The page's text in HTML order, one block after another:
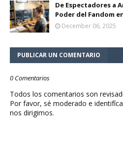
De Espectadores a
Poder del Fandom
December 06, 2025
PUBLICAR UN COMENTARIO
0 Comentarios
Todos los comentarios son
Por favor, sé moderado e
nos dirigimos.